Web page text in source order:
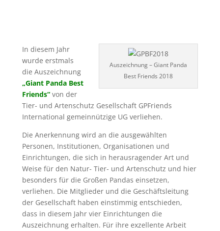
Auszeichnung – Giant Panda
Best Friends 2018
In diesem Jahr
wurde erstmals
die Auszeichnung
„Giant Panda Best
Friends“ von der
Tier- und Artenschutz Gesellschaft GPFriends
International gemeinnützige UG verliehen.
Die Anerkennung wird an die ausgewählten
Personen, Institutionen, Organisationen und
Einrichtungen, die sich in herausragender Art und
Weise für den Natur- Tier- und Artenschutz und hier
besonders für die Großen Pandas einsetzen,
verliehen. Die Mitglieder und die Geschäftsleitung
der Gesellschaft haben einstimmig entschieden,
dass in diesem Jahr vier Einrichtungen die
Auszeichnung erhalten. Für ihre exzellente Arbeit